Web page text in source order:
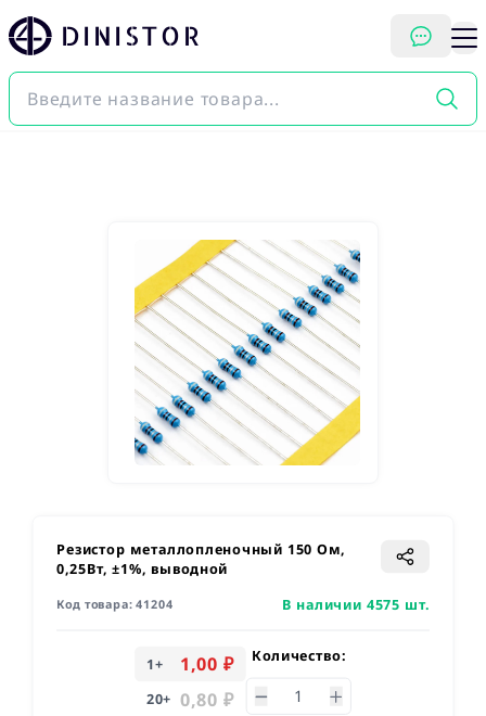
DINISTOR
Резистор металлопленочный 150 Ом,
0,25Вт, ±1%, выводной
Код товара:41204 В наличии 4575 шт.
1+ 1,00 ₽
20+ 0,80 ₽
Количество: